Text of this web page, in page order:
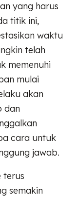
yang harus
titik ini,
waktu
telah
memenuhi
mulai
akan
dan
cara untuk
jawab.
terus
semakin